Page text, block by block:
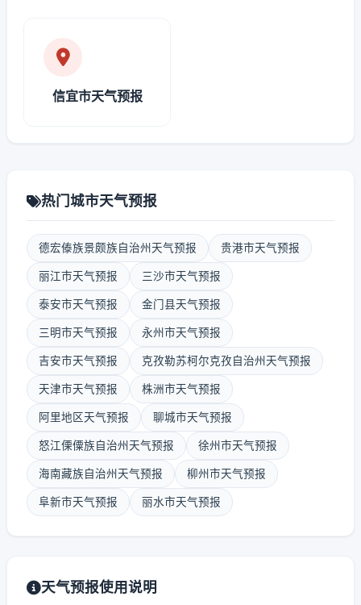
信宜市天气预报
热门城市天气预报
德宏傣族景颇族自治州天气预报 贵港市天气预报
丽江市天气预报 三沙市天气预报
泰安市天气预报 金门县天气预报
三明市天气预报 永州市天气预报
吉安市天气预报 克孜勒苏柯尔克孜自治州天气预报
天津市天气预报 株洲市天气预报
阿里地区天气预报 聊城市天气预报
怒江傈僳族自治州天气预报 徐州市天气预报
海南藏族自治州天气预报 柳州市天气预报
阜新市天气预报 丽水市天气预报
天气预报使用说明